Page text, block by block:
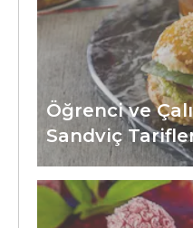
Öğrenci ve
Sandviç